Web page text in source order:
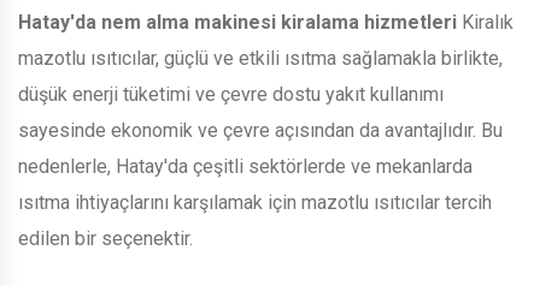
Hatay'da nem alma makinesi kiralama hizmetleri Kiralık
mazotlu ısıtıcılar, güçlü ve etkili ısıtma sağlamakla birlikte,
düşük enerji tüketimi ve çevre dostu yakıt kullanımı
sayesinde ekonomik ve çevre açısından da avantajlıdır. Bu
nedenlerle, Hatay'da çeşitli sektörlerde ve mekanlarda
ısıtma ihtiyaçlarını karşılamak için mazotlu ısıtıcılar tercih
edilen bir seçenektir.